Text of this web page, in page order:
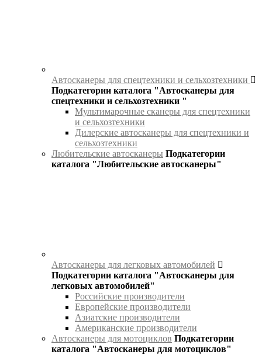
Автосканеры для спецтехники и сельхозтехники
Подкатегории каталога "Автосканеры для
спецтехники и сельхозтехники "
Мультимарочные сканеры для спецтехники
и сельхозтехники
Дилерские автосканеры для спецтехники и
сельхозтехники
Любительские автосканеры Подкатегории
каталога "Любительские автосканеры"
Автосканеры для легковых автомобилей
Подкатегории каталога "Автосканеры для
легковых автомобилей"
Российские производители
Европейские производители
Азиатские производители
Американские производители
Автосканеры для мотоциклов Подкатегории
каталога "Автосканеры для мотоциклов"